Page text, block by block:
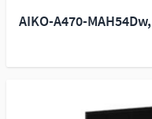
AIKO-A470-